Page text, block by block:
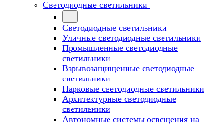
Светодиодные светильники
Светодиодные светильники
Уличные светодиодные светильники
Промышленные светодиодные
светильники
Взрывозащищенные светодиодные
светильники
Парковые светодиодные светильники
Архитектурные светодиодные
светильники
Автономные системы освещения на